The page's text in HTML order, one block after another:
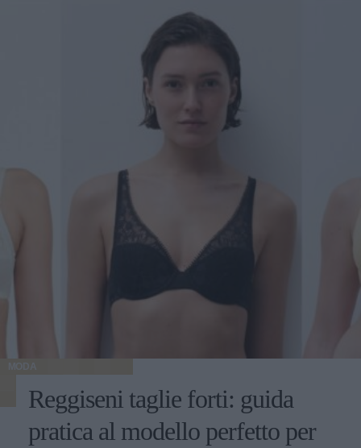
MODA
Reggiseni taglie forti: guida
pratica al modello perfetto per